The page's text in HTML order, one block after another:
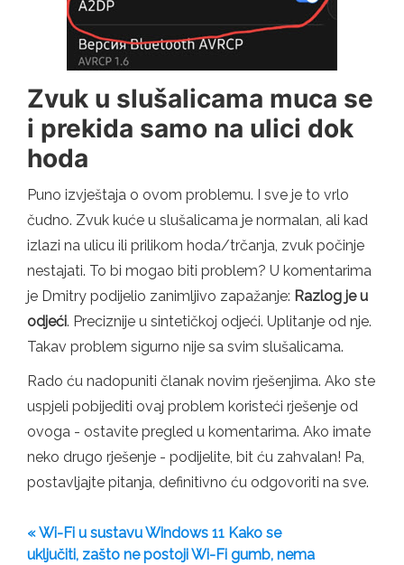
Zvuk u slušalicama muca se
i prekida samo na ulici dok
hoda
Puno izvještaja o ovom problemu. I sve je to vrlo
čudno. Zvuk kuće u slušalicama je normalan, ali kad
izlazi na ulicu ili prilikom hoda/trčanja, zvuk počinje
nestajati. To bi mogao biti problem? U komentarima
je Dmitry podijelio zanimljivo zapažanje: Razlog je u
odjeći. Preciznije u sintetičkoj odjeći. Uplitanje od nje.
Takav problem sigurno nije sa svim slušalicama.
Rado ću nadopuniti članak novim rješenjima. Ako ste
uspjeli pobijediti ovaj problem koristeći rješenje od
ovoga - ostavite pregled u komentarima. Ako imate
neko drugo rješenje - podijelite, bit ću zahvalan! Pa,
postavljajte pitanja, definitivno ću odgovoriti na sve.
« Wi-Fi u sustavu Windows 11 Kako se
uključiti, zašto ne postoji Wi-Fi gumb, nema